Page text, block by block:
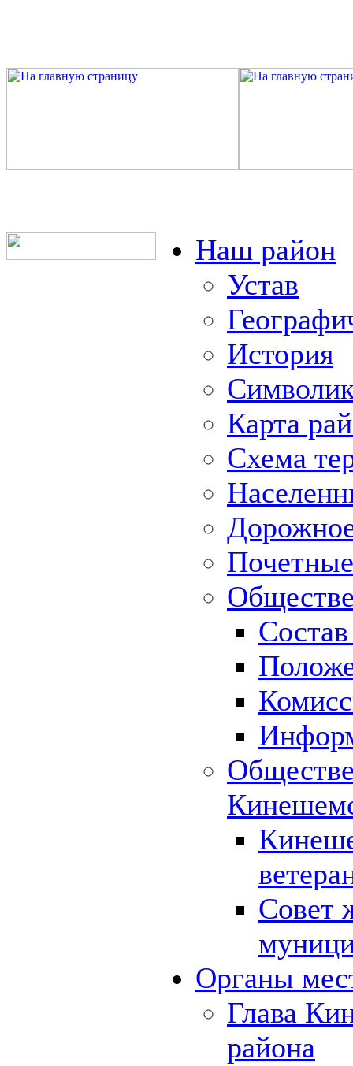
Наш район
Устав
История
Карта
Схема
Совет
Органы
Глава
района